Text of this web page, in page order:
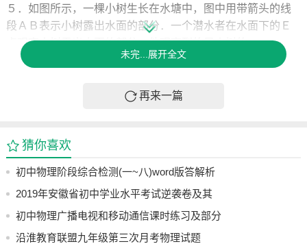
５．如图所示，一棵小树生长在水塘中，图中用带箭头的线
段ＡＢ表示小树露出水面的部分．一个潜水者在水面下的Ｅ
点观察小树露出水面的部分，他观察到的是小树的
（选填“实”或“虚”）像，像的位置与小树的实际位置相
示，则小明加速助跑过程中机械能 （选填“减小”、
填“小于”、“等于”或“大于”）零．
７．如图甲所示的电路，电源电压恒定不变，Ｒ０为定值电
阻，Ｒ为滑动变阻器，闭合开关Ｓ后，在滑片Ｐ滑动的过程
中，电压表与电流表示数的变化关系如图乙所示，则Ｒ０的
未完...展开全文
再来一篇
猜你喜欢
初中物理阶段综合检测(一~八)word版答解析
打包共享
2019年安徽省初中学业水平考试逆袭卷及其
参考答案
初中物理广播电视和移动通信课时练习及部分
参考答案
沿淮教育联盟九年级第三次月考物理试题